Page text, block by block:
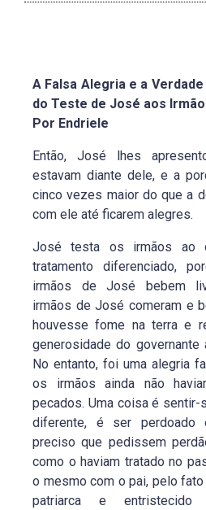
A Falsa Alegria e a
do Teste de José aos
Por Endriele
Então, José lhes
estavam diante dele, e a
cinco vezes maior do que a
com ele até ficarem alegres.
José testa os irmãos ao
tratamento diferenciado,
irmãos de José bebem
irmãos de José comeram e
houvesse fome na terra e
generosidade do governante
No entanto, foi uma alegria
os irmãos ainda não
pecados. Uma coisa é sentir-
diferente, é ser perdoado
preciso que pedissem
como o haviam tratado no
o mesmo com o pai, pelo
patriarca e